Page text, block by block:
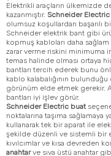
Elektrikli araçların ülkemizde
kazanmıştır. Schneider
olumsuz koşullardan başarılı
Schneider elektrik bant gibi
kopmuş kabloları daha
zarar verme riskini minimuma
temas halinde olması ortaya
bantları tercih ederek bunu
kablo kalabalığının
görünüm elde etmek gerekir.
bantları iyi işlev görür.
Schneider Electric buat
noktalarına taşıma sağlamaya
kullanarak tek bir aparat ile
şekilde düzenli ve sistemli bir
kıvılcımlar ve kısa devreden
anahtarve sıva üstü anahtar